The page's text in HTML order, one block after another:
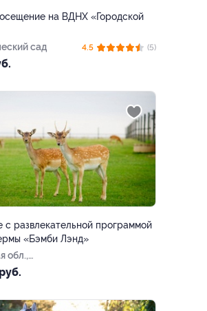
на ВДНХ «Городской
сад
4.5 (5)
с развлекательной программой
«Бэмби Лэнд»
обл.,
р-н, СНТ